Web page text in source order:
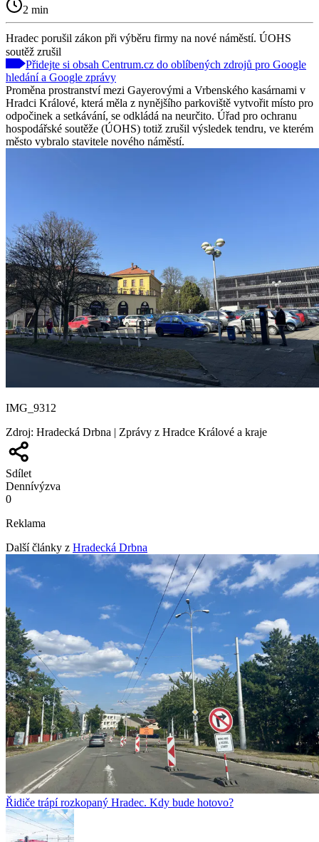
2 min
Hradec porušil zákon při výběru firmy na nové náměstí. ÚOHS
soutěž zrušil
Přidejte si obsah Centrum.cz do oblíbených zdrojů pro Google
hledání a Google zprávy
Proměna prostranství mezi Gayerovými a Vrbenského kasárnami v
Hradci Králové, která měla z nynějšího parkoviště vytvořit místo pro
odpočinek a setkávání, se odkládá na neurčito. Úřad pro ochranu
hospodářské soutěže (ÚOHS) totiž zrušil výsledek tendru, ve kterém
město vybralo stavitele nového náměstí.
IMG_9312
Zdroj: Hradecká Drbna | Zprávy z Hradce Králové a kraje
Sdílet
Dennívýzva
0
Reklama
Další články z Hradecká Drbna
Řidiče trápí rozkopaný Hradec. Kdy bude hotovo?